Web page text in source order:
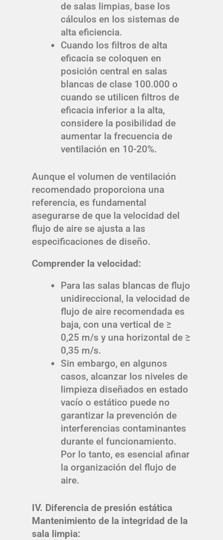
de salas limpias, base los
cálculos en los sistemas de
alta eficiencia.
Cuando los filtros de alta
eficacia se coloquen en
posición central en salas
blancas de clase 100.000 o
cuando se utilicen filtros de
eficacia inferior a la alta,
considere la posibilidad de
aumentar la frecuencia de
ventilación en 10-20%.
Aunque el volumen de ventilación
recomendado proporciona una
referencia, es fundamental
asegurarse de que la velocidad del
flujo de aire se ajusta a las
especificaciones de diseño.
Comprender la velocidad:
Para las salas blancas de flujo
unidireccional, la velocidad de
flujo de aire recomendada es
baja, con una vertical de ≥
0,25 m/s y una horizontal de ≥
0,35 m/s.
Sin embargo, en algunos
casos, alcanzar los niveles de
limpieza diseñados en estado
vacío o estático puede no
garantizar la prevención de
interferencias contaminantes
durante el funcionamiento.
Por lo tanto, es esencial afinar
la organización del flujo de
aire.
IV. Diferencia de presión estática
Mantenimiento de la integridad de la
sala limpia: